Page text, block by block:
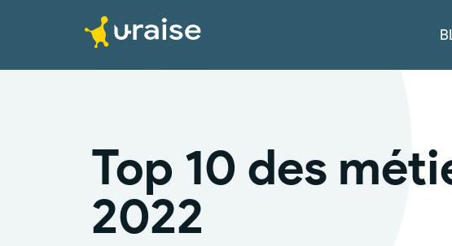
Top 10 des
2022